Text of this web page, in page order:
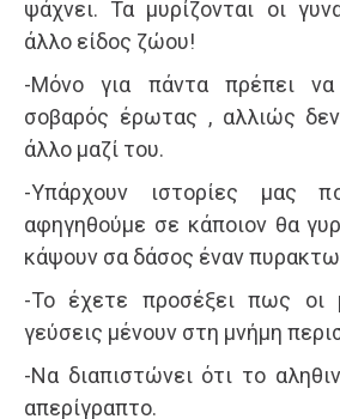
ψάχνει. Τα μυρίζονται οι
άλλο είδος ζώου!
-Μόνο για πάντα πρέπει να
σοβαρός έρωτας , αλλιώς
άλλο μαζί του.
-Υπάρχουν ιστορίες μας
αφηγηθούμε σε κάποιον θα
κάψουν σα δάσος έναν
-Το έχετε προσέξει πως οι
γεύσεις μένουν στη μνήμη
-Να διαπιστώνει ότι το
απερίγραπτο.